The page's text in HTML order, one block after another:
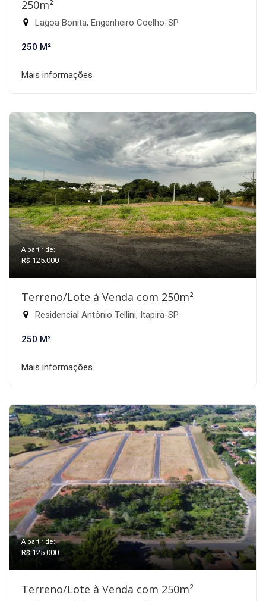
250m²
Lagoa Bonita, Engenheiro Coelho-SP
250 M²
Mais informações
A partir de:
R$ 125.000
Terreno/Lote à Venda com 250m²
Residencial Antônio Tellini, Itapira-SP
250 M²
Mais informações
A partir de:
R$ 125.000
Terreno/Lote à Venda com 250m²